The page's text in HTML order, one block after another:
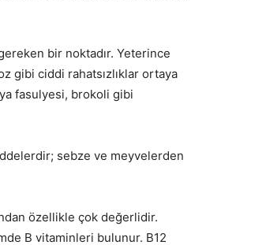
bir noktadır. Yeterince
gibi ciddi rahatsızlıklar ortaya
fasulyesi, brokoli gibi
sebze ve meyvelerden
özellikle çok değerlidir.
B vitaminleri bulunur. B12